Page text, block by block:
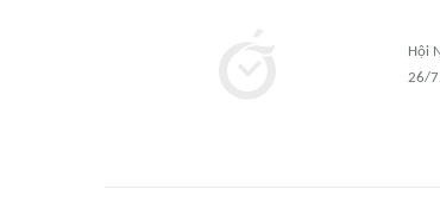
Hội
26/